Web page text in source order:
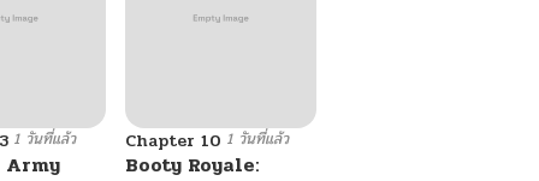
1 วันที่แล้ว
Army
Chapter 10 1 วันที่แล้ว
Booty Royale: